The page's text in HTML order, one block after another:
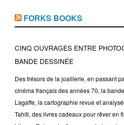
FORKS BOOKS
CINQ OUVRAGES ENTRE
BANDE DESSINÉE
Des trésors de la joaillerie, en passant
cinéma français des années 70, la
Lagaffe, la cartographie revue et
Tahiti, des livres cadeaux pour rêver en